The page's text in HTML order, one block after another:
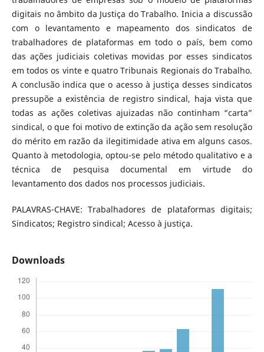
digitais no âmbito da Justiça do Trabalho. Inicia a discussão
com o levantamento e mapeamento dos sindicatos de
trabalhadores de plataformas em todo o país, bem como
das ações judiciais coletivas movidas por esses sindicatos
em todos os vinte e quatro Tribunais Regionais do Trabalho.
A conclusão indica que o acesso à justiça desses sindicatos
pressupõe a existência de registro sindical, haja vista que
todas as ações coletivas ajuizadas não continham “carta”
sindical, o que foi motivo de extinção da ação sem resolução
do mérito em razão da ilegitimidade ativa em alguns casos.
Quanto à metodologia, optou-se pelo método qualitativo e a
técnica de pesquisa documental em virtude do
levantamento dos dados nos processos judiciais.
PALAVRAS-CHAVE: Trabalhadores de plataformas digitais;
Sindicatos; Registro sindical; Acesso à justiça.
Downloads